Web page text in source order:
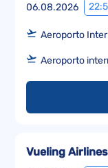
06.08.2026
Aeroporto
Aeroporto
Vueling